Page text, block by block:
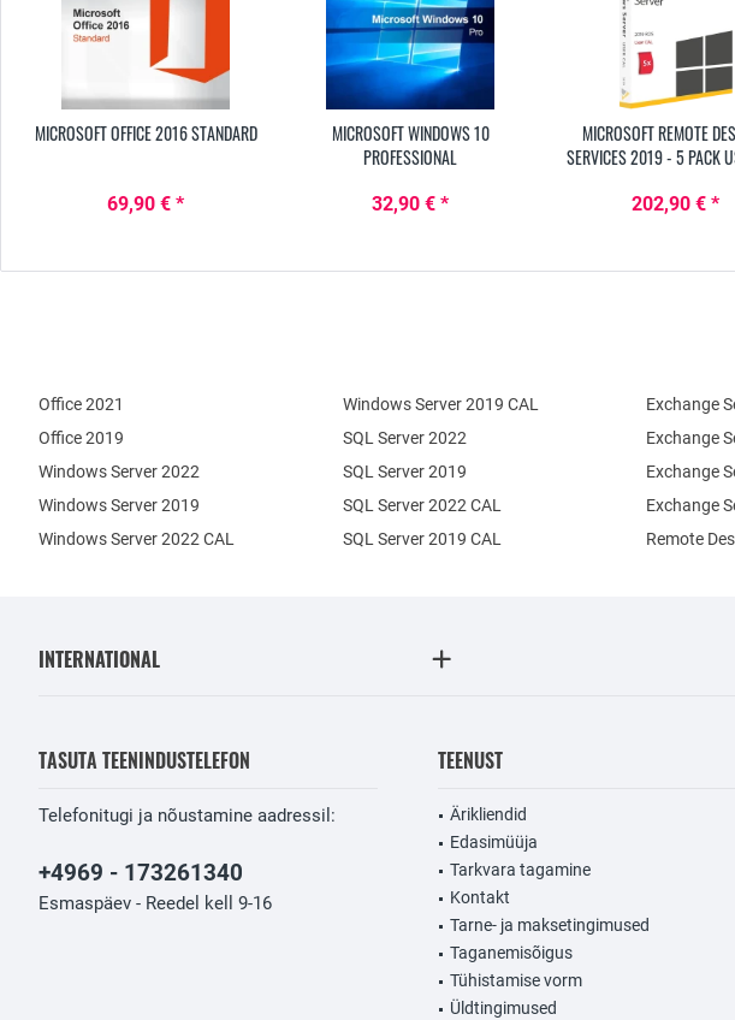
MICROSOFT OFFICE 2016 STANDARD
69,90 € *
MICROSOFT WINDOWS 10
PROFESSIONAL
32,90 € *
MICROSOFT REMOTE
SERVICES 2019 - 5 PACK
202,90 € *
Office 2021
Office 2019
Windows Server 2022
Windows Server 2019
Exchange
Exchange
SQL Server 2022
SQL Server 2019
Windows Server 2022 CAL
Windows Server 2019 CAL
SQL Server 2022 CAL
SQL Server 2019 CAL
Remote
Exchange
Exchange
INTERNATIONAL
TASUTA TEENINDUSTELEFON
Telefonitugi ja nõustamine aadressil:
+4969 - 173261340
Esmaspäev - Reedel kell 9-16
TEENUST
Ärikliendid
Edasimüüja
Tarkvara tagamine
Kontakt
Tarne- ja maksetingimused
Taganemisõigus
Tühistamise vorm
Üldtingimused